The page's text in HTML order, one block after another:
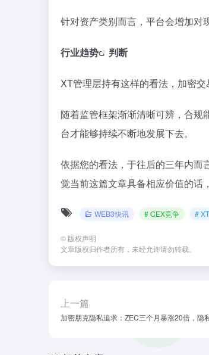
针对资产类别而言，平台会增加对
行业趋势 判断
XT管理层持有这样的看法，加密
随着监管框架渐渐清晰可辨，合规
台才能够持续不断地发展下去。
依据您的看法，于往后的三年内而
觉当前这篇文章具备相应价值的话
WEB3快讯 # CEX竞争 #
© 版权声明
文章版权归作者所有，未经允许请勿转载。
上一篇
加密朋克隐私追求：ZEC三个月暴涨20倍，隐